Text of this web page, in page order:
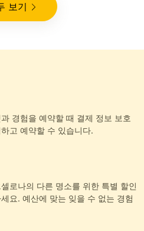
보기
경험을 예약할 때 결제 정보 보호
고 예약할 수 있습니다.
로나의 다른 명소를 위한 특별 할인
요. 예산에 맞는 잊을 수 없는 경험